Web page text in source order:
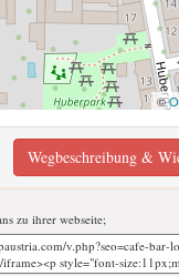
©
Wegbeschreibung &
zu ihrer webseite;